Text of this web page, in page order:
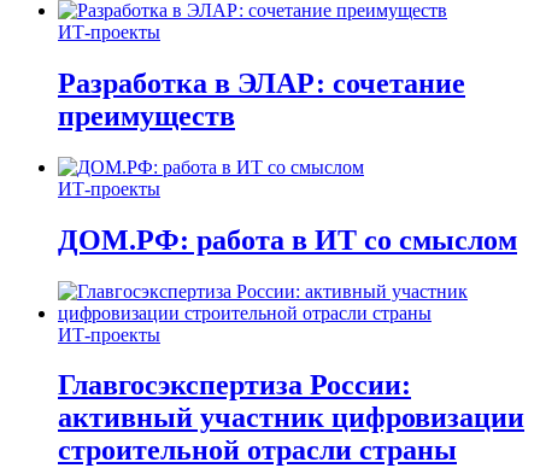
ИТ-проекты
Разработка в ЭЛАР: сочетание
преимуществ
ИТ-проекты
ДОМ.РФ: работа в ИТ со смыслом
ИТ-проекты
Главгосэкспертиза России:
активный участник цифровизации
строительной отрасли страны